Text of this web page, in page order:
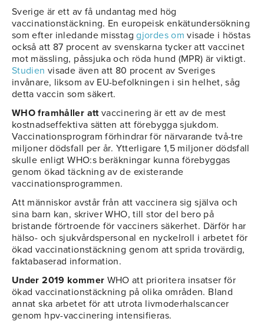
Sverige är ett av få undantag med hög
vaccinationstäckning. En europeisk enkätundersökning
som efter inledande misstaggjordes om visade i höstas
också att 87 procent av svenskarna tycker att vaccinet
mot mässling, påssjuka och röda hund (MPR) är viktigt.
Studien visade även att 80 procent av Sveriges
invånare, liksom av EU-befolkningen i sin helhet, såg
detta vaccin som säkert.
WHO framhåller attvaccinering är ett av de mest
kostnadseffektiva sätten att förebygga sjukdom.
Vaccinationsprogram förhindrar för närvarande två-tre
miljoner dödsfall per år. Ytterligare 1,5 miljoner dödsfall
skulle enligt WHO:s beräkningar kunna förebyggas
genom ökad täckning av de existerande
vaccinationsprogrammen.
Att människor avstår från att vaccinera sig själva och
sina barn kan, skriver WHO, till stor del bero på
bristande förtroende för vacciners säkerhet. Därför har
hälso- och sjukvårdspersonal en nyckelroll i arbetet för
ökad vaccinationstäckning genom att sprida trovärdig,
faktabaserad information.
Under 2019 kommer WHO att prioritera insatser för
ökad vaccinationstäckning på olika områden. Bland
annat ska arbetet för att utrota livmoderhalscancer
genom hpv-vaccinering intensifieras.